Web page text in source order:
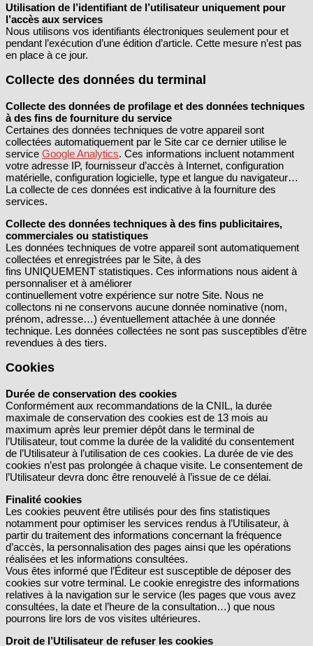
Utilisation de l’identifiant de l’utilisateur uniquement pour
l’accès aux services
Nous utilisons vos identifiants électroniques seulement pour et
pendant l’exécution d’une édition d’article. Cette mesure n’est pas
en place à ce jour.
Collecte des données du terminal
Collecte des données de profilage et des données techniques
à des fins de fourniture du service
Certaines des données techniques de votre appareil sont
collectées automatiquement par le Site car ce dernier utilise le
service Google Analytics. Ces informations incluent notamment
votre adresse IP, fournisseur d’accès à Internet, configuration
matérielle, configuration logicielle, type et langue du navigateur…
La collecte de ces données est indicative à la fourniture des
services.
Collecte des données techniques à des fins publicitaires,
commerciales ou statistiques
Les données techniques de votre appareil sont automatiquement
collectées et enregistrées par le Site, à des
fins UNIQUEMENT statistiques. Ces informations nous aident à
personnaliser et à améliorer
continuellement votre expérience sur notre Site. Nous ne
collectons ni ne conservons aucune donnée nominative (nom,
prénom, adresse…) éventuellement attachée à une donnée
technique. Les données collectées ne sont pas susceptibles d’être
revendues à des tiers.
Cookies
Durée de conservation des cookies
Conformément aux recommandations de la CNIL, la durée
maximale de conservation des cookies est de 13 mois au
maximum après leur premier dépôt dans le terminal de
l’Utilisateur, tout comme la durée de la validité du consentement
de l’Utilisateur à l’utilisation de ces cookies. La durée de vie des
cookies n’est pas prolongée à chaque visite. Le consentement de
l’Utilisateur devra donc être renouvelé à l’issue de ce délai.
Finalité cookies
Les cookies peuvent être utilisés pour des fins statistiques
notamment pour optimiser les services rendus à l’Utilisateur, à
partir du traitement des informations concernant la fréquence
d’accès, la personnalisation des pages ainsi que les opérations
réalisées et les informations consultées.
Vous êtes informé que l’Éditeur est susceptible de déposer des
cookies sur votre terminal. Le cookie enregistre des informations
relatives à la navigation sur le service (les pages que vous avez
consultées, la date et l’heure de la consultation…) que nous
pourrons lire lors de vos visites ultérieures.
Droit de l’Utilisateur de refuser les cookies